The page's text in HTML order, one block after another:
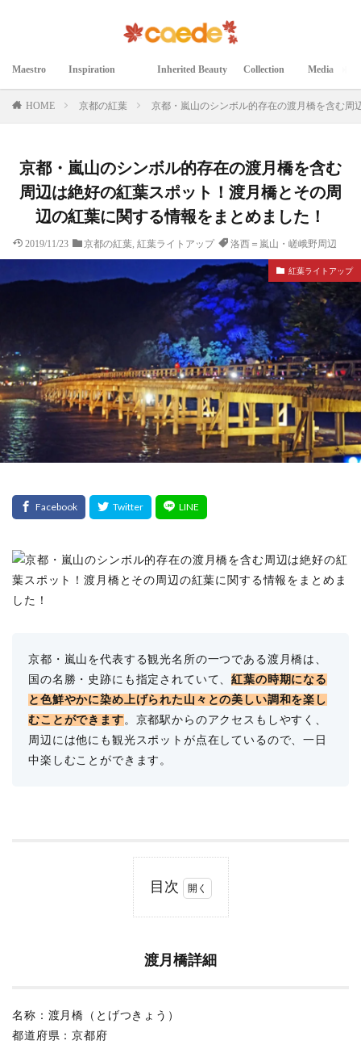
Maestro
マエストロ
Inspiration
インスピレーション
Inherited Beauty
継承された美
Collection
コレクション
Media
メディア掲載
HOME 京都の紅葉 京都・嵐山のシンボル的存在の渡月橋を含む
京都・嵐山のシンボル的存在の渡月橋を含む
周辺は絶好の紅葉スポット！渡月橋とその周
辺の紅葉に関する情報をまとめました！
2019/11/23 京都の紅葉, 紅葉ライトアップ 洛西＝嵐山・嵯峨野周辺
紅葉ライトアップ
京都・嵐山を代表する観光名所の一つである渡月橋は、
国の名勝・史跡にも指定されていて、紅葉の時期になる
と色鮮やかに染め上げられた山々との美しい調和を楽し
むことができます。京都駅からのアクセスもしやすく、
周辺には他にも観光スポットが点在しているので、一日
中楽しむことができます。
目次
橋
渡月橋詳細
名称：渡月橋（とげつきょう）
都道府県：京都府